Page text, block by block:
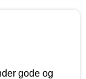
gode og